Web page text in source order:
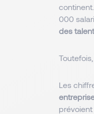
000
des
Les